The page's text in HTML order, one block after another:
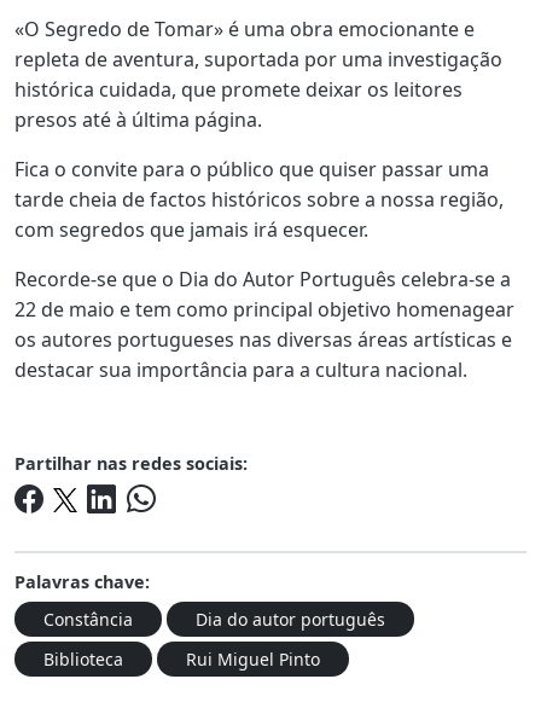
«O Segredo de Tomar» é uma obra emocionante e
repleta de aventura, suportada por uma investigação
histórica cuidada, que promete deixar os leitores
presos até à última página.
Fica o convite para o público que quiser passar uma
tarde cheia de factos históricos sobre a nossa região,
com segredos que jamais irá esquecer.
Recorde-se que o Dia do Autor Português celebra-se a
22 de maio e tem como principal objetivo homenagear
os autores portugueses nas diversas áreas artísticas e
destacar sua importância para a cultura nacional.
Partilhar nas redes sociais:
Palavras chave:
Constância
Dia do autor português
Biblioteca
Rui Miguel Pinto